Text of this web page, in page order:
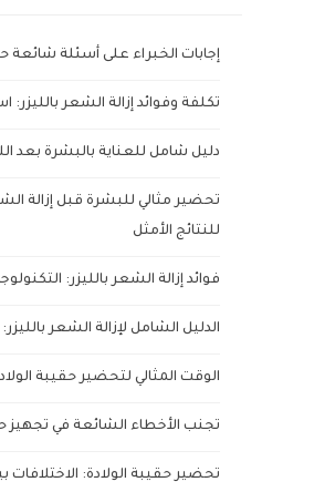
إجابات الخبراء على أسئلة شائعة
تكلفة وفوائد إزالة الشعر
دليل شامل للعناية بالبشرة بعد
تحضير مثالي للبشرة قبل إزالة
للنتائج الأمثل
فوائد إزالة الشعر بالليزر:
الدليل الشامل لإزالة الشعر
الوقت المثالي لتحضير حقيبة
تجنب الأخطاء الشائعة في تجهيز
تحضير حقيبة الولادة: